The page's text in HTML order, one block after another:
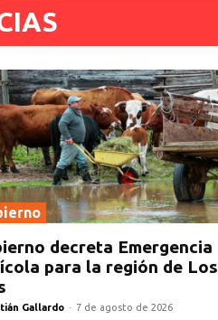
decreta Emergencia
para la región de Los
Gallardo - 7 de agosto de 2026